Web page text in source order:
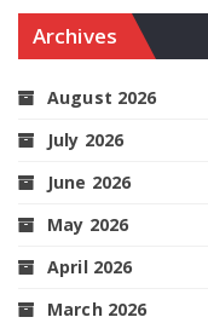
Archives
August 2026
July 2026
June 2026
May 2026
April 2026
March 2026